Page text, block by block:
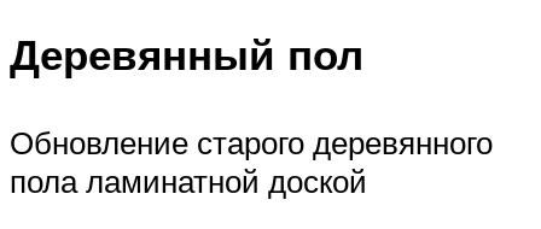
Деревянный пол
Обновление старого деревянного
пола ламинатной доской